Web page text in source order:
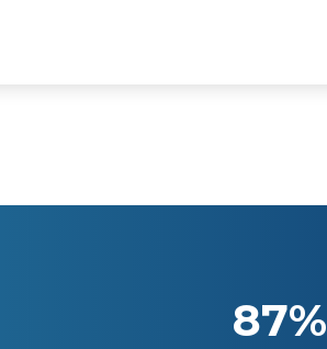
87%